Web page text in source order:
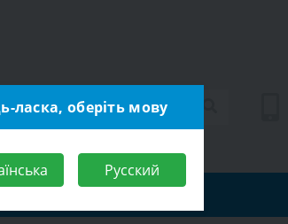
ласка, оберіть мову
Русский